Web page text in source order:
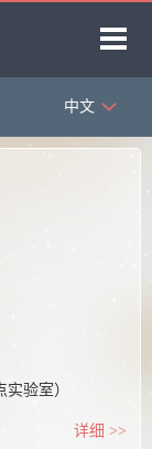
首页
我的相册
教师博客
中文
验室）
详细 >>